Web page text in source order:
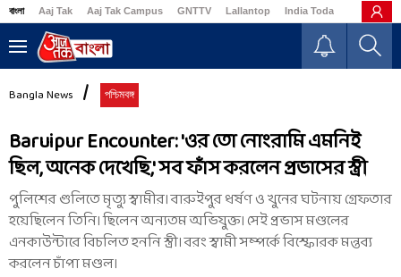
বাংলা Aaj Tak Aaj Tak Campus GNTTV Lallantop India Today Business
Bangla News পশ্চিমবঙ্গ
Baruipur Encounter: 'ওর তো নোংরামি এমনিই
ছিল, অনেক দেখেছি,' সব ফাঁস করলেন প্রভাসের স্ত্রী
পুলিশের গুলিতে মৃত্যু স্বামীর। বারুইপুর ধর্ষণ ও খুনের ঘটনায় গ্রেফতার
হয়েছিলেন তিনি। ছিলেন অন্যতম অভিযুক্ত। সেই প্রভাস মণ্ডলের
এনকাউন্টারে বিচলিত হননি স্ত্রী। বরং স্বামী সম্পর্কে বিস্ফোরক মন্তব্য
করলেন চাঁপা মণ্ডল।